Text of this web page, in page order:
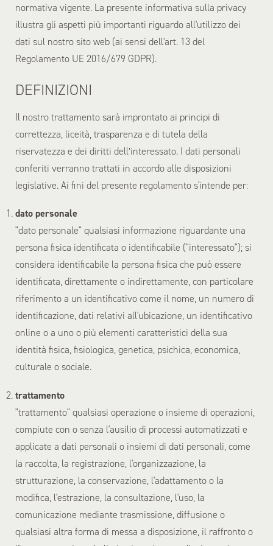
normativa vigente. La presente informativa sulla privacy
illustra gli aspetti più importanti riguardo all'utilizzo dei
dati sul nostro sito web (ai sensi dell'art. 13 del
Regolamento UE 2016/679 GDPR).
DEFINIZIONI
Il nostro trattamento sarà improntato ai principi di
correttezza, liceità, trasparenza e di tutela della
riservatezza e dei diritti dell’interessato. I dati personali
conferiti verranno trattati in accordo alle disposizioni
legislative. Ai fini del presente regolamento s'intende per:
dato personale
"dato personale" qualsiasi informazione riguardante una
persona fisica identificata o identificabile ("interessato"); si
considera identificabile la persona fisica che può essere
identificata, direttamente o indirettamente, con particolare
riferimento a un identificativo come il nome, un numero di
identificazione, dati relativi all'ubicazione, un identificativo
online o a uno o più elementi caratteristici della sua
identità fisica, fisiologica, genetica, psichica, economica,
culturale o sociale.
trattamento
"trattamento" qualsiasi operazione o insieme di operazioni,
compiute con o senza l'ausilio di processi automatizzati e
applicate a dati personali o insiemi di dati personali, come
la raccolta, la registrazione, l'organizzazione, la
strutturazione, la conservazione, l'adattamento o la
modifica, l'estrazione, la consultazione, l'uso, la
comunicazione mediante trasmissione, diffusione o
qualsiasi altra forma di messa a disposizione, il raffronto o